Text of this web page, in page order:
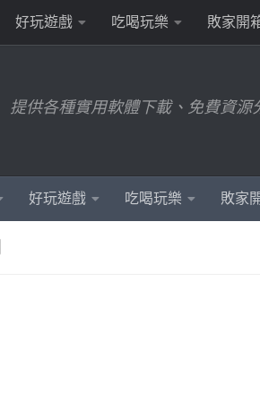
好玩遊戲 吃喝玩樂 敗家開
提供各種實用軟體下載、免費資源
好玩遊戲 吃喝玩樂 敗家